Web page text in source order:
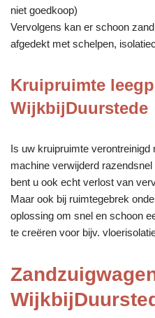
niet goedkoop)
Vervolgens kan er schoon
afgedekt met schelpen,
Kruipruimte
WijkbijDuurstede
Is uw kruipruimte verontreinigd
machine verwijderd
bent u ook echt verlost van
Maar ook bij ruimtegebrek
oplossing om snel en schoon
te creëren voor bijv.